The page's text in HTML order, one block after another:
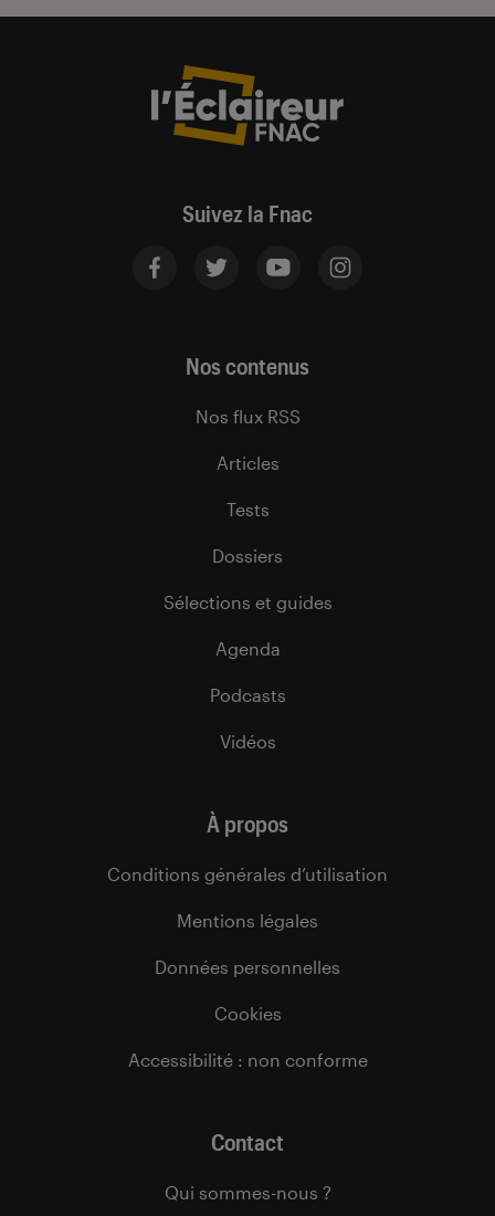
Suivez la Fnac
Nos contenus
Nos flux RSS
Articles
Tests
Dossiers
Sélections et guides
Agenda
Podcasts
Vidéos
À propos
Conditions générales d’utilisation
Mentions légales
Données personnelles
Cookies
Accessibilité : non conforme
Contact
Qui sommes-nous ?